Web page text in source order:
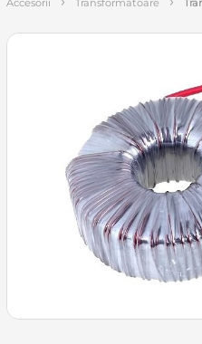
accesorii transformatoare